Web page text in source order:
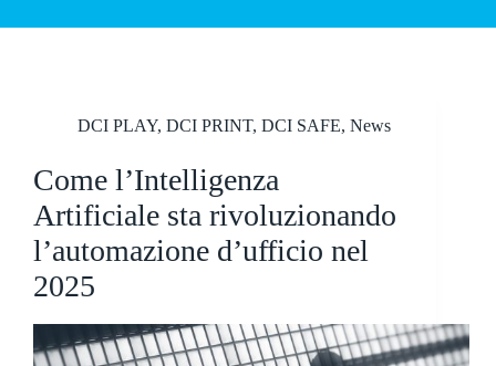
DCI PLAY, DCI PRINT, DCI SAFE, News
Come l’Intelligenza
Artificiale sta rivoluzionando
l’automazione d’ufficio nel
2025